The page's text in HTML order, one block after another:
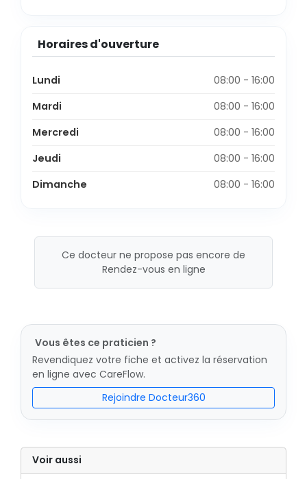
Horaires d'ouverture
Lundi
08:00 - 16:00
Mardi
08:00 - 16:00
Mercredi
08:00 - 16:00
Jeudi
08:00 - 16:00
Dimanche
08:00 - 16:00
Ce docteur ne propose pas encore de
Rendez-vous en ligne
Vous êtes ce praticien ?
Revendiquez votre fiche et activez la réservation
en ligne avec CareFlow.
Rejoindre Docteur360
Voir aussi